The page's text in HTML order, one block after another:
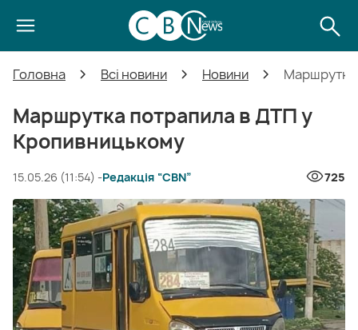
Головна Всі новини Новини Маршрутка
Маршрутка потрапила в ДТП у
Кропивницькому
15.05.26 (11:54) -Редакція “CBN” 725